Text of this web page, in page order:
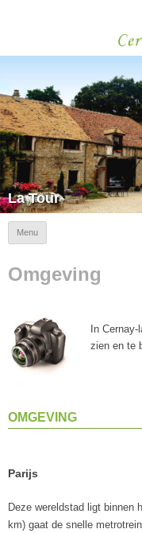
La Tour
Menu
Omgeving
In
zien en te
OMGEVING
Parijs
Deze wereldstad ligt binnen
km) gaat de snelle